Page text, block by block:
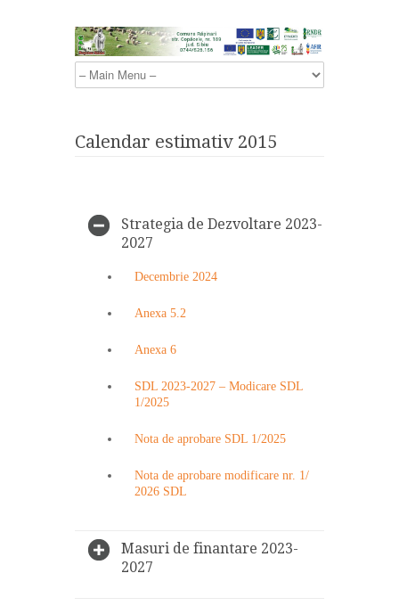
Calendar estimativ 2015
Strategia de Dezvoltare 2023-
2027
Decembrie 2024
Anexa 5.2
Anexa 6
SDL 2023-2027 – Modicare SDL
1/2025
Nota de aprobare SDL 1/2025
Nota de aprobare modificare nr. 1/
2026 SDL
Masuri de finantare 2023-
2027